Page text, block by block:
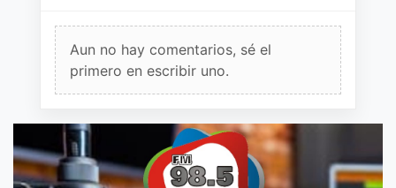
Aun no hay comentarios, sé el
primero en escribir uno.